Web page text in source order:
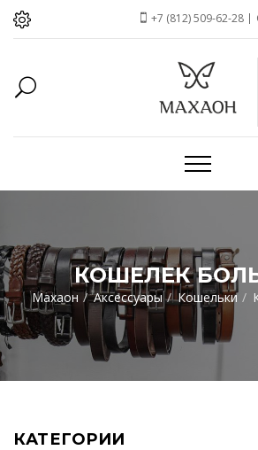
+7 (812) 509-62-28
КОШЕЛЕК
Махаон Аксессуары Кошельки
КАТЕГОРИИ